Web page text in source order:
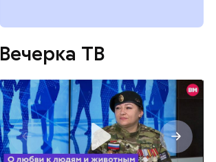
Вечерка ТВ